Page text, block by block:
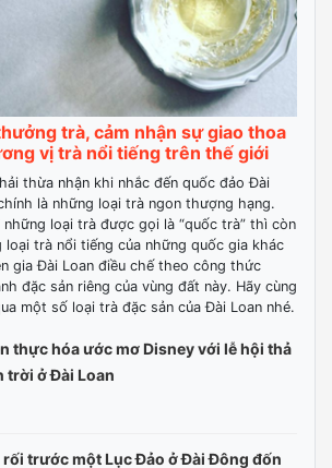
trà, cảm nhận sự giao thoa
vị trà nổi tiếng trên thế giới
thừa nhận khi nhắc đến quốc đảo Đài
là những loại trà ngon thượng hạng.
những loại trà được gọi là “quốc trà” thì còn
loại trà nổi tiếng của những quốc gia khác
gia Đài Loan điều chế theo công thức
đặc sản riêng của vùng đất này. Hãy cùng
một số loại trà đặc sản của Đài Loan nhé.
thực hóa ước mơ Disney với lễ hội thả
trời ở Đài Loan
rối trước một Lục Đảo ở Đài Đông đốn